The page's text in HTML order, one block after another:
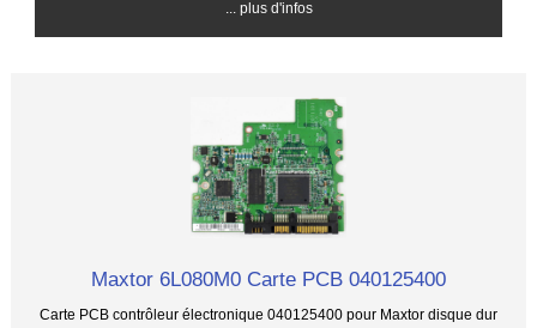
... plus d'infos
Maxtor 6L080M0 Carte PCB 040125400
Carte PCB contrôleur électronique 040125400 pour Maxtor disque dur